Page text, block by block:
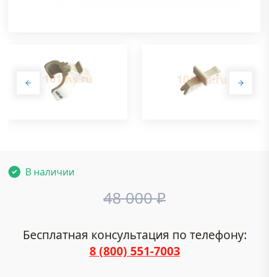
В наличии
48 000₽
Бесплатная консультация по телефону:
8 (800) 551-7003